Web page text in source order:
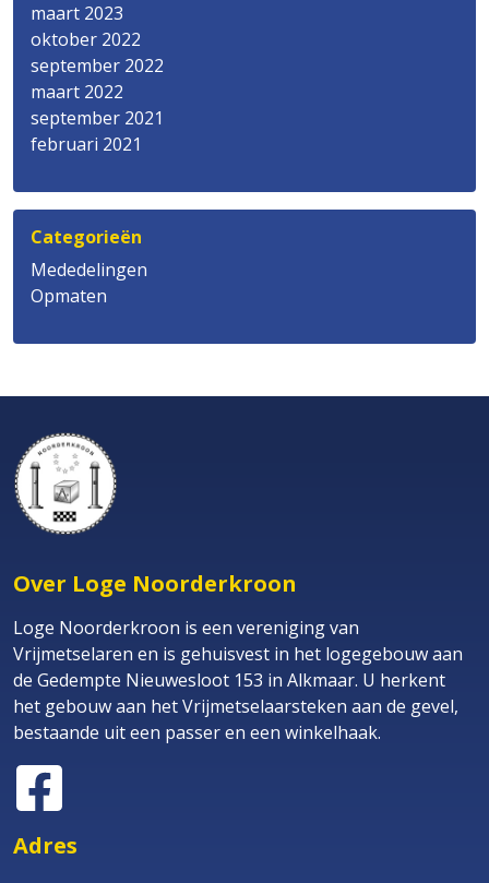
maart 2023
oktober 2022
september 2022
maart 2022
september 2021
februari 2021
Categorieën
Mededelingen
Opmaten
Over Loge Noorderkroon
Loge Noorderkroon is een vereniging van
Vrijmetselaren en is gehuisvest in het logegebouw aan
de Gedempte Nieuwesloot 153 in Alkmaar. U herkent
het gebouw aan het Vrijmetselaarsteken aan de gevel,
bestaande uit een passer en een winkelhaak.
Adres